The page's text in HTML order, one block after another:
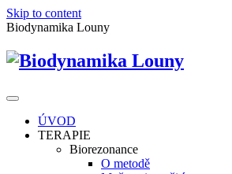
Skip to content
Biodynamika Louny
ÚVOD
TERAPIE
Biorezonance
O metodě